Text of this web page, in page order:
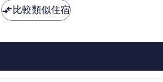
讚，
71
評
比較類似住宿